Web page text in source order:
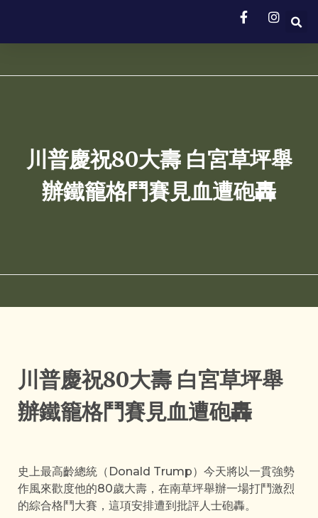
川普慶祝80大壽 白宮草坪舉
辦鐵籠格鬥賽見血遭砲轟
川普慶祝80大壽 白宮草坪舉
辦鐵籠格鬥賽見血遭砲轟
史上最高齡總統（Donald Trump）今天將以一貫強勢
作風來歡度他的80歲大壽，在南草坪舉辦一場打鬥激烈
的綜合格鬥大賽，這項安排遭到批評人士砲轟。